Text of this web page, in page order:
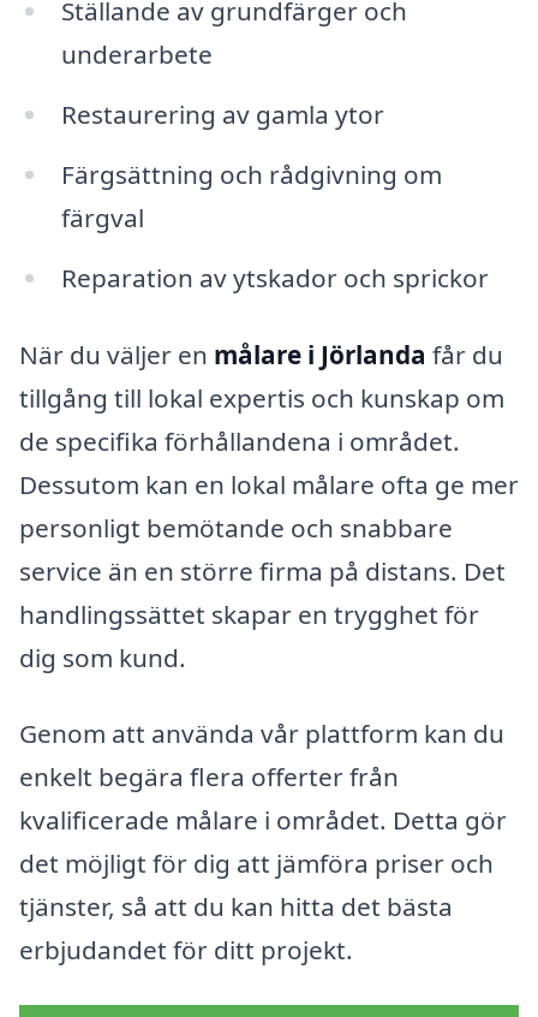
Ställande av grundfärger och
underarbete
Restaurering av gamla ytor
Färgsättning och rådgivning om
färgval
Reparation av ytskador och sprickor
När du väljer en målare i Jörlanda får du
tillgång till lokal expertis och kunskap om
de specifika förhållandena i området.
Dessutom kan en lokal målare ofta ge mer
personligt bemötande och snabbare
service än en större firma på distans. Det
handlingssättet skapar en trygghet för
dig som kund.
Genom att använda vår plattform kan du
enkelt begära flera offerter från
kvalificerade målare i området. Detta gör
det möjligt för dig att jämföra priser och
tjänster, så att du kan hitta det bästa
erbjudandet för ditt projekt.